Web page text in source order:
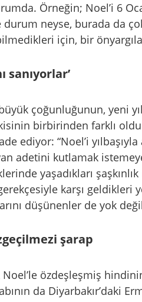
Örneğin; Noel’i 6
neyse, burada da
için, bir
sanıyorlar’
çoğunluğunun, yeni
birbirinden farklı
ediyor: “Noel’i
adetini kutlamak
yaşadıkları
karşı geldikleri
düşünenler de yok
şarap
özdeşleşmiş
da Diyarbakır’daki